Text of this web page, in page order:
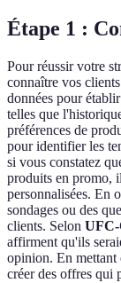
Étape 1 :
Pour réussir votre
connaître vos
données pour
telles que
préférences de
pour identifier les
si vous constatez
produits en promo,
personnalisées. En
sondages ou des
clients. Selon
affirment qu'ils
opinion. En mettant
créer des offres qui